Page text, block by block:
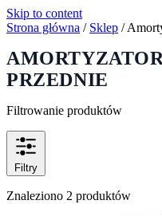
Skip to content
Strona główna / Sklep /
PRZEDNIE
Filtrowanie produktów
Filtry
Znaleziono 2 produktów